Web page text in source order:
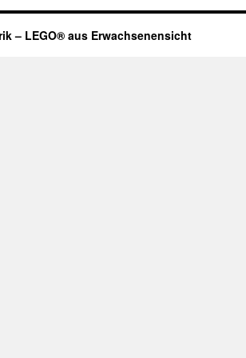
– LEGO® aus Erwachsenensicht